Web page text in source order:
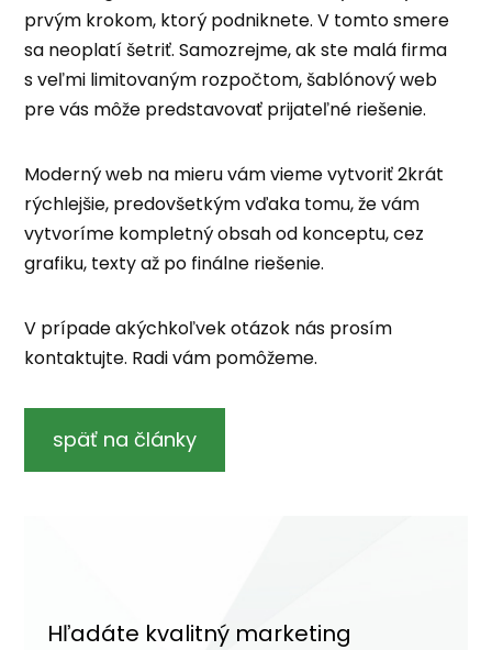
prvým krokom, ktorý podniknete. V tomto smere
sa neoplatí šetriť. Samozrejme, ak ste malá firma
s veľmi limitovaným rozpočtom, šablónový web
pre vás môže predstavovať prijateľné riešenie.
Moderný web na mieru vám vieme vytvoriť 2krát
rýchlejšie, predovšetkým vďaka tomu, že vám
vytvoríme kompletný obsah od konceptu, cez
grafiku, texty až po finálne riešenie.
V prípade akýchkoľvek otázok nás prosím
kontaktujte. Radi vám pomôžeme.
späť na články
Hľadáte kvalitný marketing